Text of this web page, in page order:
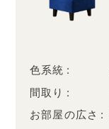
色系統
間取り
お部屋の広さ